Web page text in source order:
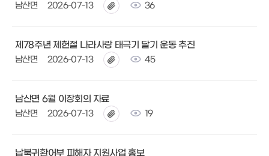
남산면 2026-07-13 36
제78주년 제헌절 나라사랑 태극기 달기 운동 추진
남산면 2026-07-13 45
남산면 6월 이장회의 자료
남산면 2026-07-13 19
납북귀환어부 피해자 지원사업 홍보